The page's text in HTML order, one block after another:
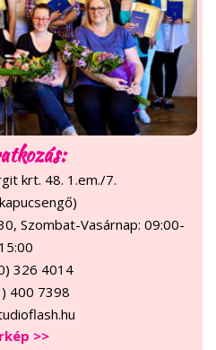
krt. 48. 1.em./7.
Szombat-Vasárnap: 09:00-
15:00
326 4014
400 7398
>>